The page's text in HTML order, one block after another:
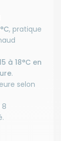
, pratique
à 18°C en
.
selon